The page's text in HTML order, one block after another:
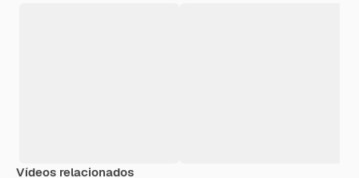
Vídeos relacionados